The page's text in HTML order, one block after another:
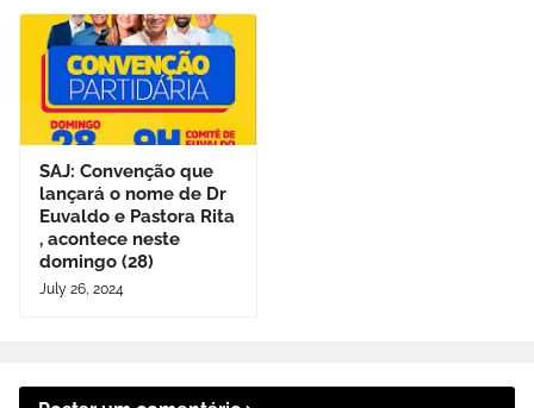
SAJ: Convenção que
lançará o nome de Dr
Euvaldo e Pastora Rita
, acontece neste
domingo (28)
July 26, 2024